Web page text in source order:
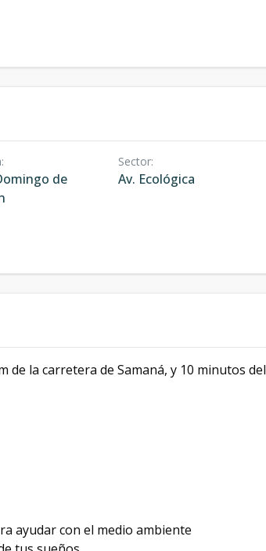
:
de
Sector:
Av. Ecológica
de la carretera de Samaná, y 10 minutos del
ayudar con el medio ambiente